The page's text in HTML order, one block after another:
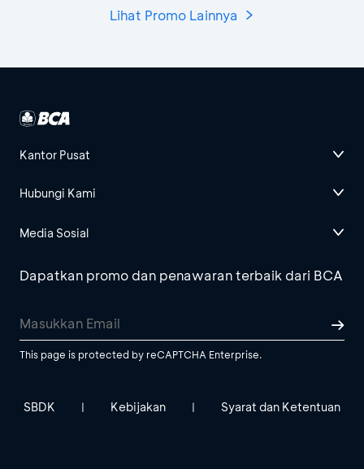
Lihat Promo Lainnya
Kantor Pusat
Hubungi Kami
Media Sosial
Dapatkan promo dan penawaran terbaik dari BCA
This page is protected by reCAPTCHA Enterprise.
SBDK | Kebijakan | Syarat dan Ketentuan